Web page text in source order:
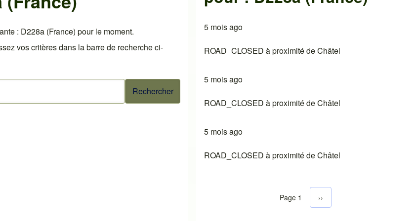
: D228a (France) pour le moment.
vos critères dans la barre de recherche ci-
5 mois ago
ROAD_CLOSED à proximité de Châtel
5 mois ago
ROAD_CLOSED à proximité de Châtel
5 mois ago
ROAD_CLOSED à proximité de Châtel
Pagination
Page 1 Next page
››